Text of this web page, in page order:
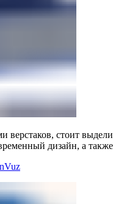
стоит
дизайн, а